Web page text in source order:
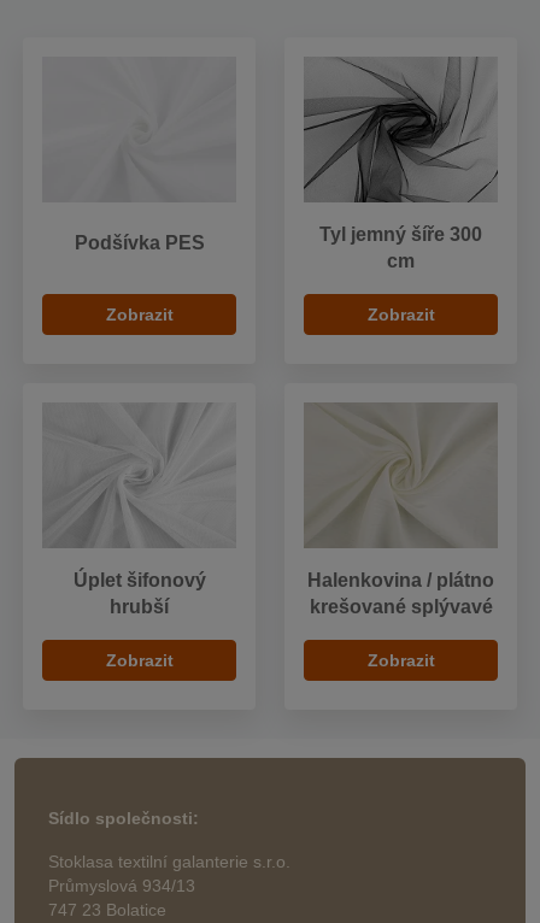
Podšívka PES
Zobrazit
Tyl jemný šíře 300
cm
Zobrazit
Úplet šifonový
hrubší
Zobrazit
Halenkovina / plátno
krešované splývavé
Zobrazit
Sídlo společnosti:
Stoklasa textilní galanterie s.r.o.
Průmyslová 934/13
747 23 Bolatice